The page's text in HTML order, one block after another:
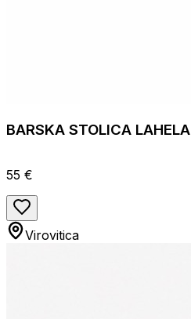
BARSKA STOLICA LAHELA
55 €
Virovitica